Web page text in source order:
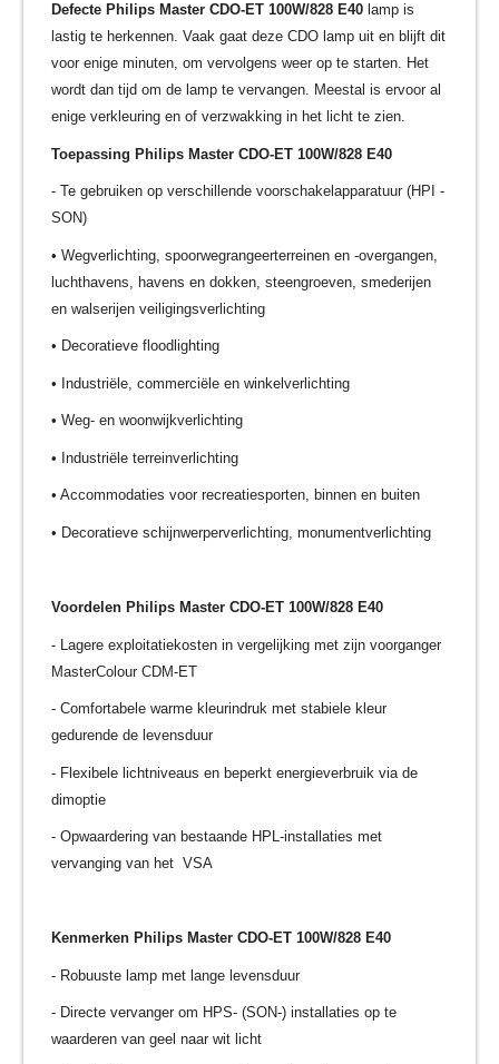
Defecte Philips Master CDO-ET 100W/828 E40 lamp is
lastig te herkennen. Vaak gaat deze CDO lamp uit en blijft dit
voor enige minuten, om vervolgens weer op te starten. Het
wordt dan tijd om de lamp te vervangen. Meestal is ervoor al
enige verkleuring en of verzwakking in het licht te zien.
Toepassing Philips Master CDO-ET 100W/828 E40
- Te gebruiken op verschillende voorschakelapparatuur (HPI -
SON)
• Wegverlichting, spoorwegrangeerterreinen en -overgangen,
luchthavens, havens en dokken, steengroeven, smederijen
en walserijen veiligingsverlichting
• Decoratieve floodlighting
• Industriële, commerciële en winkelverlichting
• Weg- en woonwijkverlichting
• Industriële terreinverlichting
• Accommodaties voor recreatiesporten, binnen en buiten
• Decoratieve schijnwerperverlichting, monumentverlichting
Voordelen Philips Master CDO-ET 100W/828 E40
- Lagere exploitatiekosten in vergelijking met zijn voorganger
MasterColour CDM-ET
- Comfortabele warme kleurindruk met stabiele kleur
gedurende de levensduur
- Flexibele lichtniveaus en beperkt energieverbruik via de
dimoptie
- Opwaardering van bestaande HPL-installaties met
vervanging van het VSA
Kenmerken Philips Master CDO-ET 100W/828 E40
- Robuuste lamp met lange levensduur
- Directe vervanger om HPS- (SON-) installaties op te
waarderen van geel naar wit licht